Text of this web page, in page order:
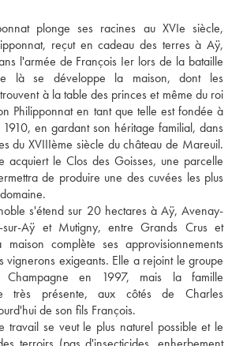
plonge ses racines au XVIe siècle,
reçut en cadeau des terres à Aÿ,
l'armée de François Ier lors de la bataille
là se développe la maison, dont les
à la table des princes et même du roi
Philipponnat en tant que telle est fondée à
en gardant son héritage familial, dans
du XVIIIème siècle du château de Mareuil.
acquiert le Clos des Goisses, une parcelle
de produire une des cuvées les plus
s'étend sur 20 hectares à Aÿ, Avenay-
sur-Aÿ et Mutigny, entre Grands Crus et
maison complète ses approvisionnements
vignerons exigeants. Elle a rejoint le groupe
Champagne en 1997, mais la famille
très présente, aux côtés de Charles
de son fils François.
travail se veut le plus naturel possible et le